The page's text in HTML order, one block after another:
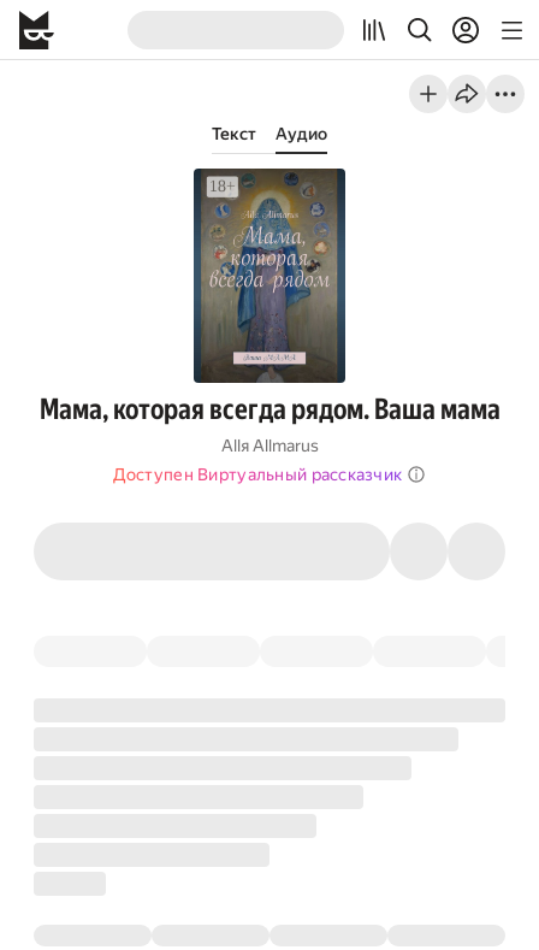
Текст Аудио
Мама, которая всегда рядом. Ваша мама
Allя Allmarus
Доступен Виртуальный рассказчик